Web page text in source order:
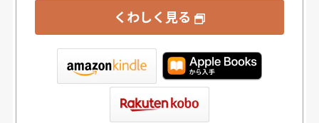
くわしく見る